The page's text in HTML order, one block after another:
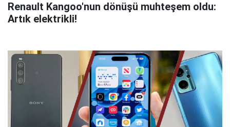
Renault Kangoo'nun dönüşü muhteşem oldu:
Artık elektrikli!